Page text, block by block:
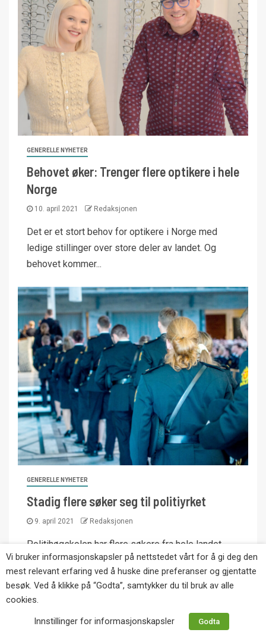
GENERELLE NYHETER
Behovet øker: Trenger flere optikere i hele
Norge
10. april 2021 Redaksjonen
Det er et stort behov for optikere i Norge med
ledige stillinger over store deler av landet. Og
behovet kommer...
GENERELLE NYHETER
Stadig flere søker seg til politiyrket
9. april 2021 Redaksjonen
Politihøgskolen har flere søkere fra hele landet.
Det viser søkertallene til bachelorutdanningen
fordelt på fylker. Oslo er fortsatt det mest...
Vi bruker informasjonskapsler på nettstedet vårt for å gi deg den
mest relevant erfaring ved å huske dine preferanser og gjentatte
besøk. Ved å klikke på “Godta”, samtykker du til bruk av alle
cookies.
Innstillinger for informasjonskapsler
Godta